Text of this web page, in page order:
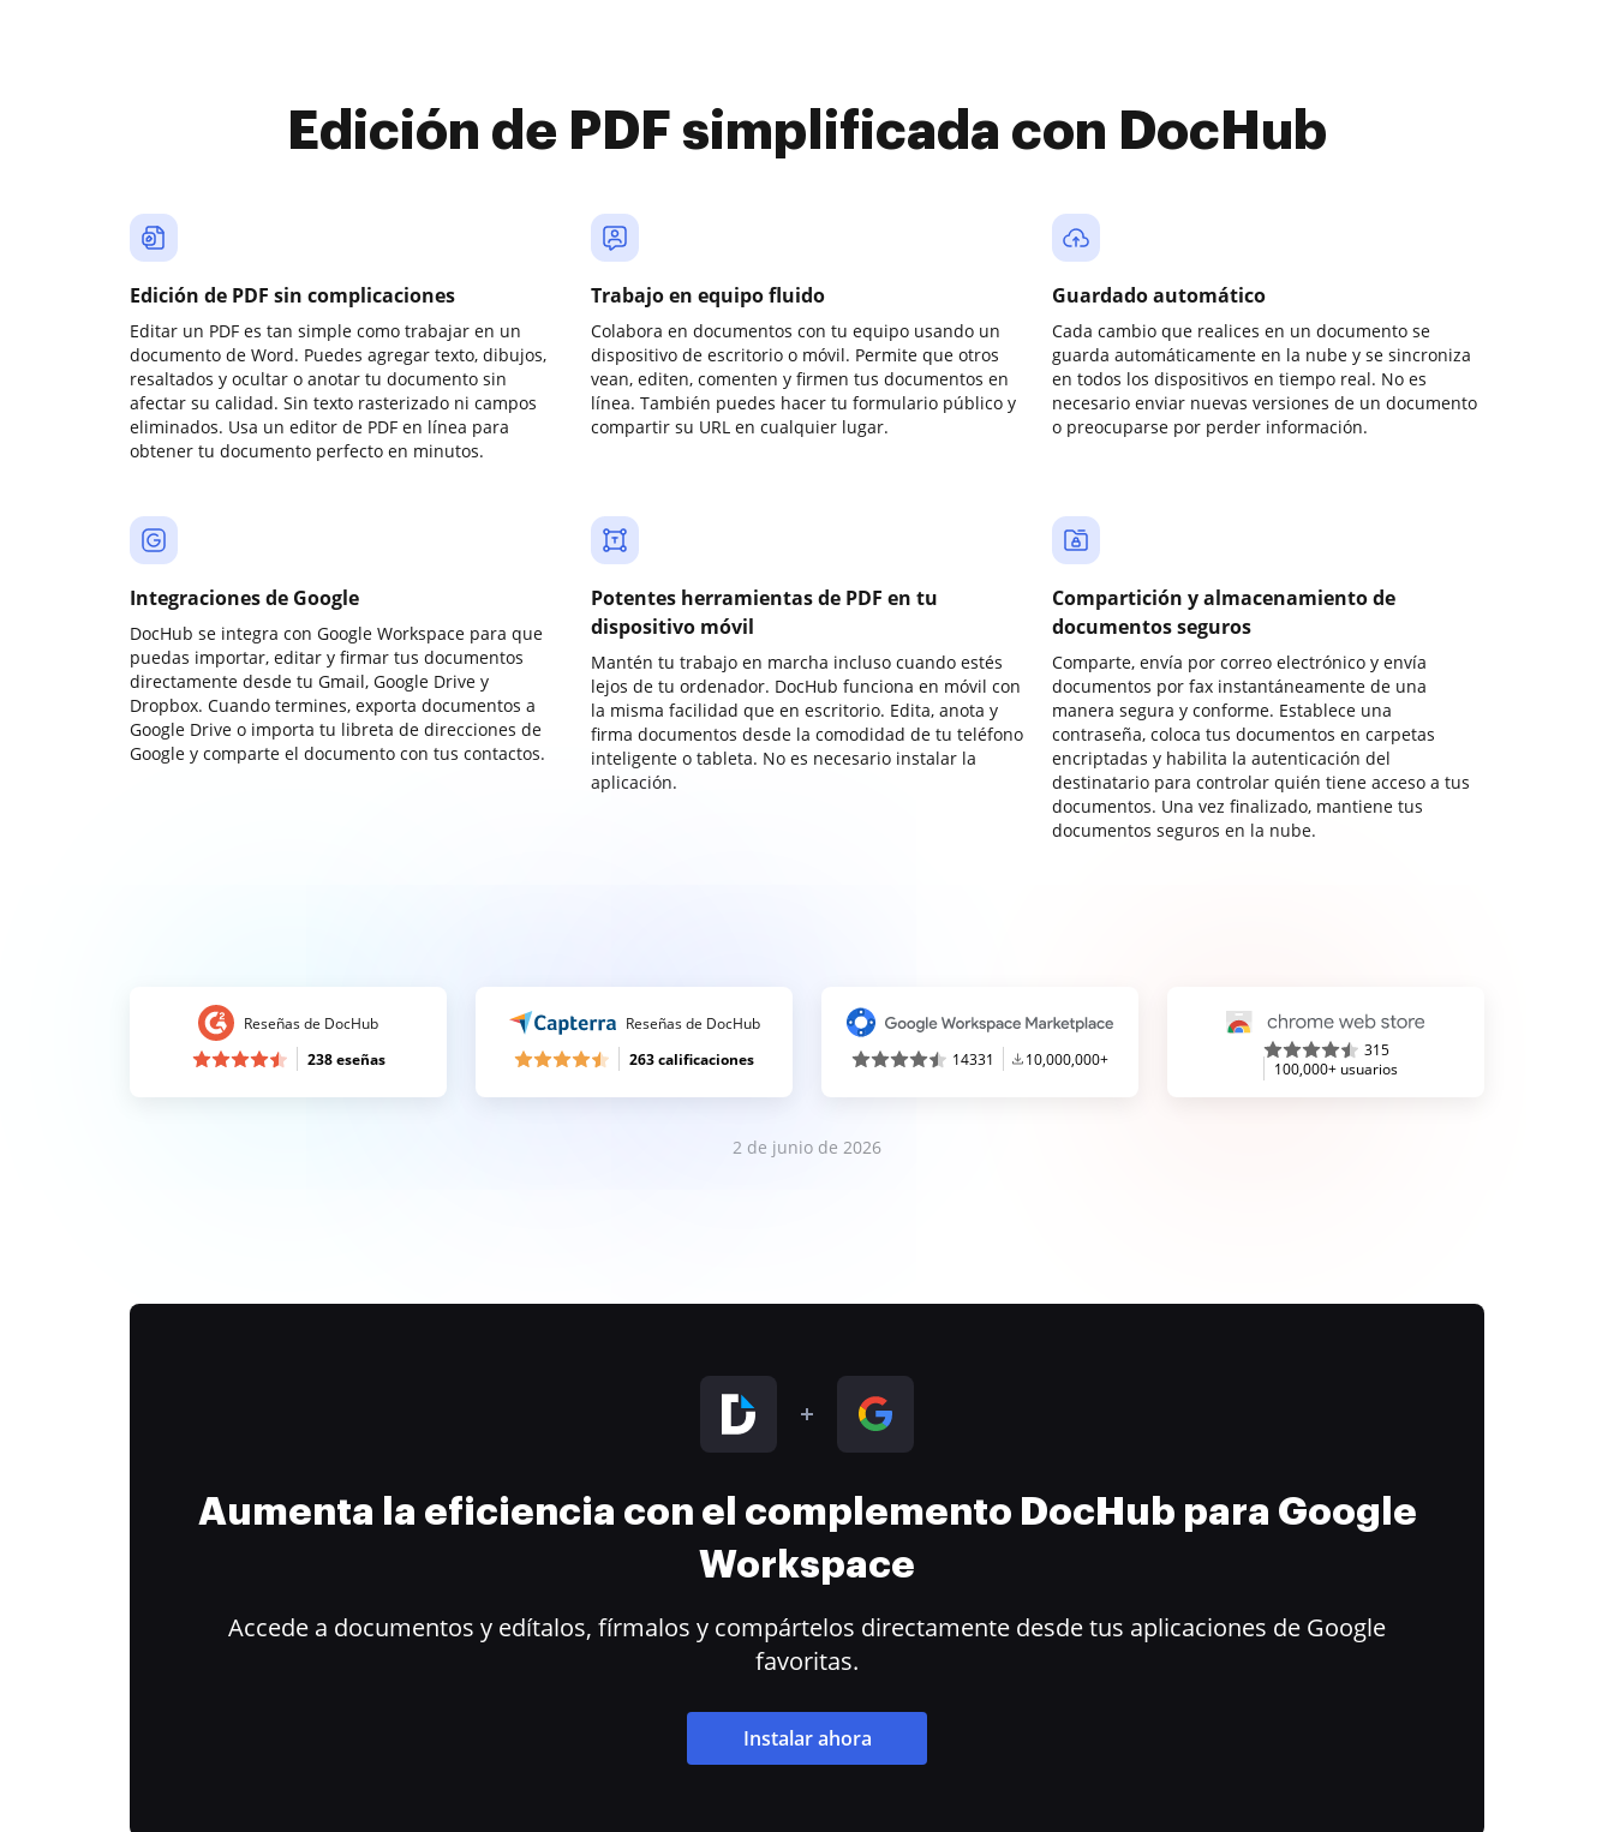
Edición de PDF simplificada con DocHub
Edición de PDF sin complicaciones
Editar un PDF es tan simple como trabajar en un
documento de Word. Puedes agregar texto, dibujos,
resaltados y ocultar o anotar tu documento sin
afectar su calidad. Sin texto rasterizado ni campos
eliminados. Usa un editor de PDF en línea para
obtener tu documento perfecto en minutos.
Trabajo en equipo fluido
Colabora en documentos con tu equipo usando un
dispositivo de escritorio o móvil. Permite que otros
vean, editen, comenten y firmen tus documentos en
línea. También puedes hacer tu formulario público y
compartir su URL en cualquier lugar.
Guardado automático
Cada cambio que realices en un documento se
guarda automáticamente en la nube y se sincroniza
en todos los dispositivos en tiempo real. No es
necesario enviar nuevas versiones de un documento
o preocuparse por perder información.
Integraciones de Google
DocHub se integra con Google Workspace para que
puedas importar, editar y firmar tus documentos
directamente desde tu Gmail, Google Drive y
Dropbox. Cuando termines, exporta documentos a
Google Drive o importa tu libreta de direcciones de
Google y comparte el documento con tus contactos.
Potentes herramientas de PDF en tu
dispositivo móvil
Mantén tu trabajo en marcha incluso cuando estés
lejos de tu ordenador. DocHub funciona en móvil con
la misma facilidad que en escritorio. Edita, anota y
firma documentos desde la comodidad de tu teléfono
inteligente o tableta. No es necesario instalar la
aplicación.
Compartición y almacenamiento de
documentos seguros
Comparte, envía por correo electrónico y envía
documentos por fax instantáneamente de una
manera segura y conforme. Establece una
contraseña, coloca tus documentos en carpetas
encriptadas y habilita la autenticación del
destinatario para controlar quién tiene acceso a tus
documentos. Una vez finalizado, mantiene tus
documentos seguros en la nube.
Reseñas de DocHub
238 eseñas
Reseñas de DocHub
263 calificaciones
14331 10,000,000+
315
100,000+ usuarios
2 de junio de 2026
Aumenta la eficiencia con el complemento DocHub para Google
Workspace
Accede a documentos y edítalos, fírmalos y compártelos directamente desde tus aplicaciones de Google
favoritas.
Instalar ahora